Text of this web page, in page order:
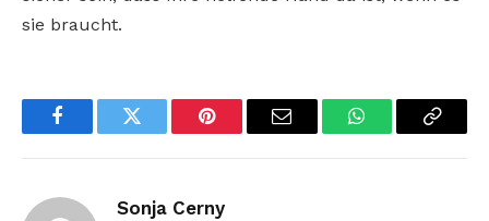
sie braucht.
FacebookTwitter Pinterest Email WhatsAppCopy
Sonja Cerny